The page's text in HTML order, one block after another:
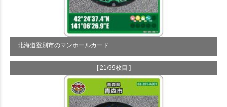
北海道登別市のマンホールカード
[ 21/99枚目 ]